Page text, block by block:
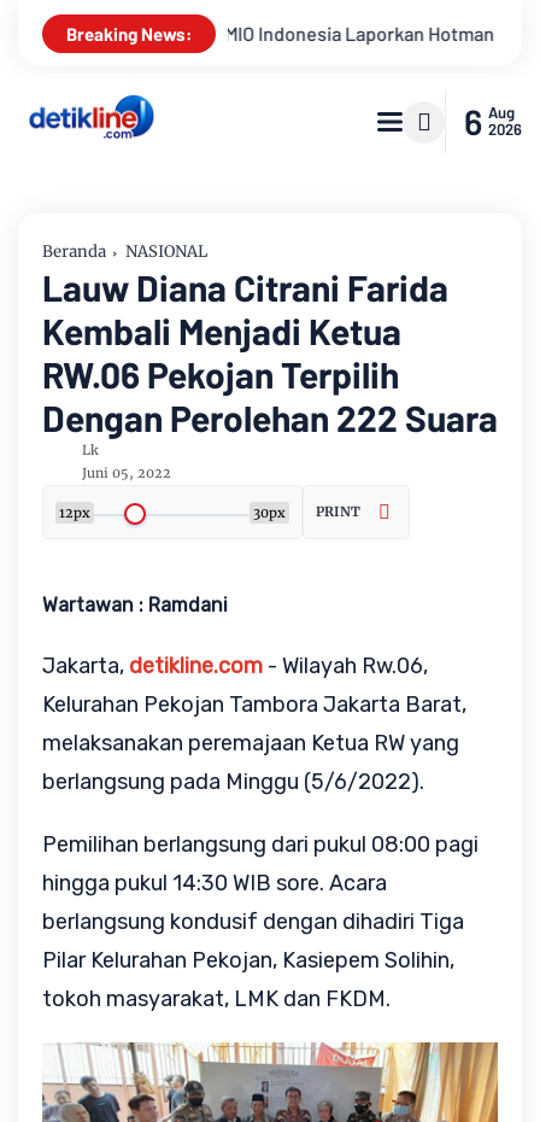
Breaking News:
Laporkan Hotman Paris ke Polda Metro Jaya Terkait
6 Aug
2026
Beranda NASIONAL
Lauw Diana Citrani Farida
Kembali Menjadi Ketua
RW.06 Pekojan Terpilih
Dengan Perolehan 222 Suara
Lk
Juni 05, 2022
12px 30px PRINT
Wartawan : Ramdani
Jakarta, detikline.com - Wilayah Rw.06,
Kelurahan Pekojan Tambora Jakarta Barat,
melaksanakan peremajaan Ketua RW yang
berlangsung pada Minggu (5/6/2022).
Pemilihan berlangsung dari pukul 08:00 pagi
hingga pukul 14:30 WIB sore. Acara
berlangsung kondusif dengan dihadiri Tiga
Pilar Kelurahan Pekojan, Kasiepem Solihin,
tokoh masyarakat, LMK dan FKDM.